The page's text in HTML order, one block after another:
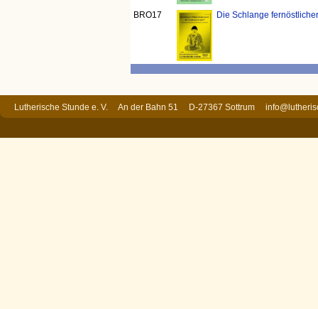
BRO17 Die Schlange
Lutherische Stunde e. V. An der Bahn 51 D-27367 Sottrum